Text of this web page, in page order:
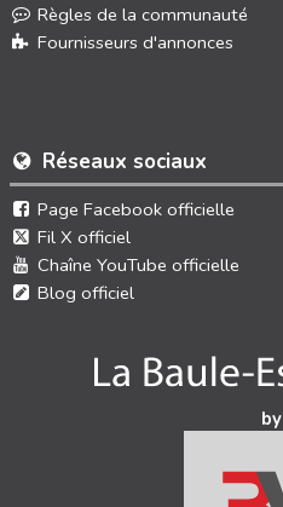
Réseaux sociaux
Page Facebook officielle
Fil X officiel
Chaîne YouTube officielle
Blog officiel
Règles de la communauté
Fournisseurs d'annonces
by